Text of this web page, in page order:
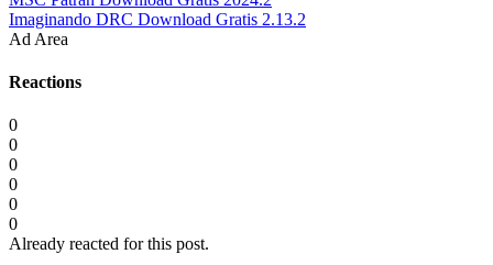
Imaginando DRC Download Gratis 2.13.2
Ad Area
Reactions
0
0
0
0
0
0
Already reacted for this post.